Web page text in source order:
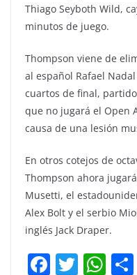
Thiago Seyboth Wild,
minutos de juego.
Thompson viene de
al español Rafael
cuartos de final,
que no jugará el Open
causa de una lesión
En otros cotejos de
Thompson ahora
Musetti, el
Alex Bolt y el serbio
inglés Jack Draper.
F T W